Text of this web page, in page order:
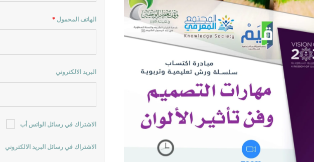
الهاتف المحمول *
البريد الالكتروني
الاشتراك في رسائل الواتس أب
الاشتراك في رسائل البريد الالكتروني